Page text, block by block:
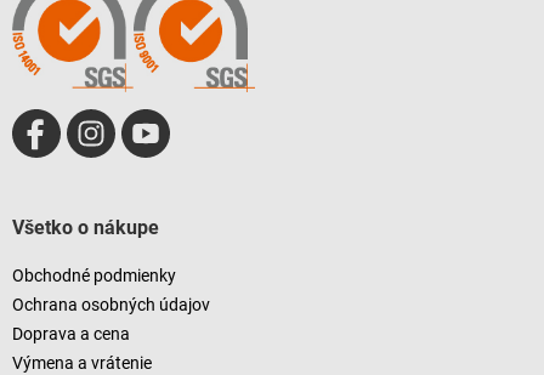
Všetko o nákupe
Obchodné podmienky
Ochrana osobných údajov
Doprava a cena
Výmena a vrátenie